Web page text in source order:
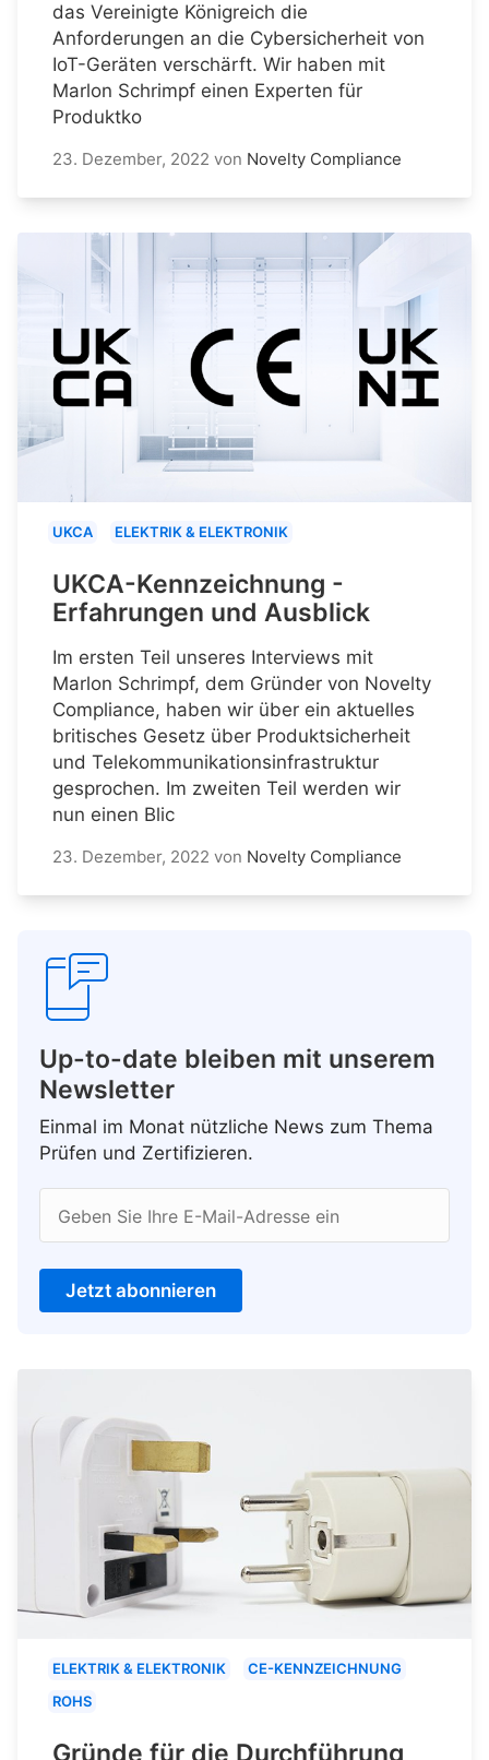
das Vereinigte Königreich die
Anforderungen an die Cybersicherheit von
IoT-Geräten verschärft. Wir haben mit
Marlon Schrimpf einen Experten für
Produktko
23. Dezember, 2022 von Novelty Compliance
UKCA ELEKTRIK & ELEKTRONIK
UKCA-Kennzeichnung -
Erfahrungen und Ausblick
Im ersten Teil unseres Interviews mit
Marlon Schrimpf, dem Gründer von Novelty
Compliance, haben wir über ein aktuelles
britisches Gesetz über Produktsicherheit
und Telekommunikationsinfrastruktur
gesprochen. Im zweiten Teil werden wir
nun einen Blic
23. Dezember, 2022 von Novelty Compliance
Up-to-date bleiben mit unserem
Newsletter
Einmal im Monat nützliche News zum Thema
Prüfen und Zertifizieren.
Geben Sie Ihre E-Mail-Adresse ein
Jetzt abonnieren
ELEKTRIK & ELEKTRONIK
CE-KENNZEICHNUNG
ROHS
Gründe für die Durchführung